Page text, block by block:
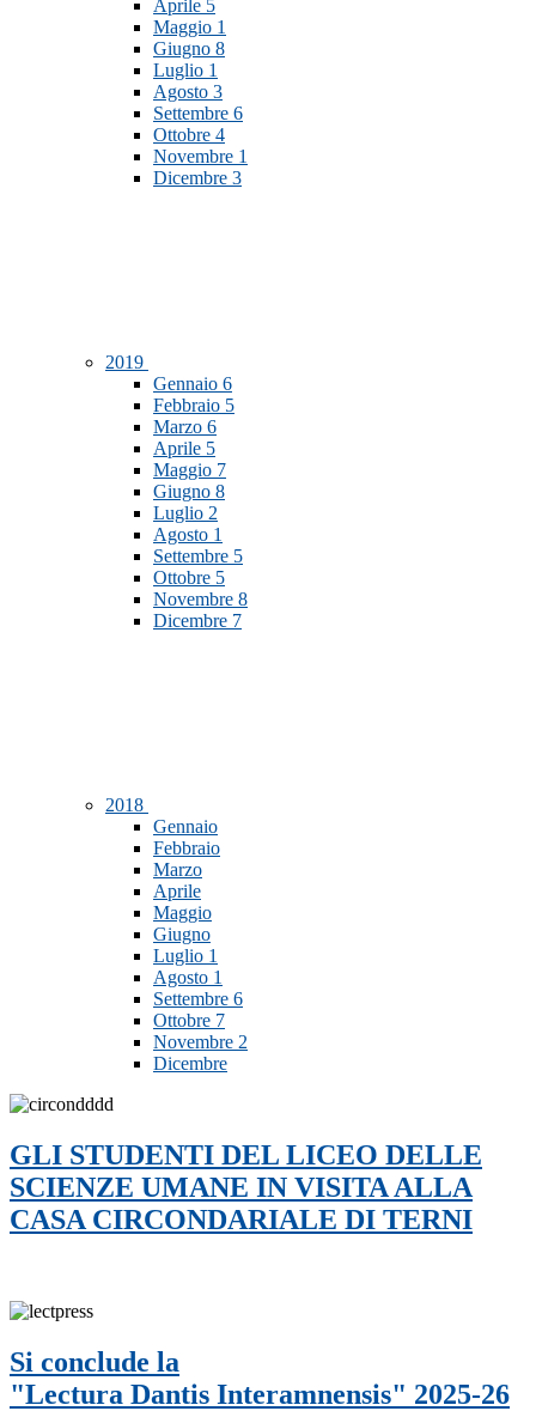
Aprile 5
Maggio 1
Giugno 8
Luglio 1
Agosto 3
Settembre 6
Ottobre 4
Novembre 1
Dicembre 3
2019
Gennaio 6
Febbraio 5
Marzo 6
Aprile 5
Maggio 7
Giugno 8
Luglio 2
Agosto 1
Settembre 5
Ottobre 5
Novembre 8
Dicembre 7
2018
Gennaio
Febbraio
Marzo
Aprile
Maggio
Giugno
Luglio 1
Agosto 1
Settembre 6
Ottobre 7
Novembre 2
Dicembre
GLI STUDENTI DEL LICEO DELLE
SCIENZE UMANE IN VISITA ALLA
CASA CIRCONDARIALE DI TERNI
Si conclude la
"Lectura Dantis Interamnensis" 2025-26